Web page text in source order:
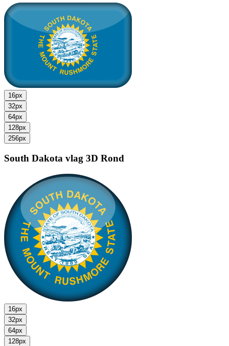
16px
32px
64px
128px
256px
South Dakota vlag 3D Rond
16px
32px
64px
128px